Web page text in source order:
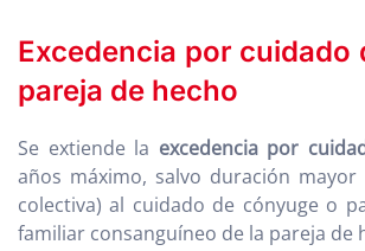
Excedencia por cuidado
pareja de hecho
Se extiende la excedencia por
años máximo, salvo duración mayor
colectiva) al cuidado de cónyuge o
familiar consanguíneo de la pareja de